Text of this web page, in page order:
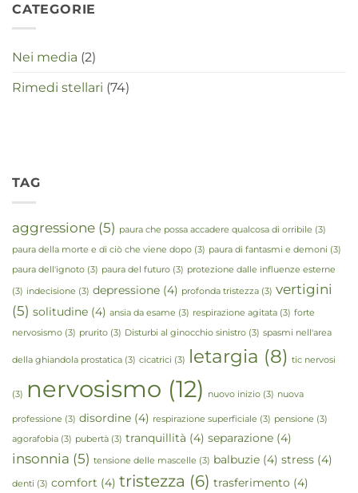
CATEGORIE
Nei media (2)
Rimedi stellari (74)
TAG
aggressione (5) paura che possa accadere qualcosa di orribile (3)
paura della morte e di ciò che viene dopo (3) paura di fantasmi e demoni (3)
paura dell'ignoto (3) paura del futuro (3) protezione dalle influenze esterne
(3) indecisione (3) depressione (4) profonda tristezza (3) vertigini
(5) solitudine (4) ansia da esame (3) respirazione agitata (3) forte
nervosismo (3) prurito (3) Disturbi al ginocchio sinistro (3) spasmi nell'area
della ghiandola prostatica (3) cicatrici (3) letargia (8) tic nervosi
(3) nervosismo (12) nuovo inizio (3) nuova
professione (3) disordine (4) respirazione superficiale (3) pensione (3)
agorafobia (3) pubertà (3) tranquillità (4) separazione (4)
insonnia (5) tensione delle mascelle (3) balbuzie (4) stress (4)
denti (3) comfort (4) tristezza (6) trasferimento (4)